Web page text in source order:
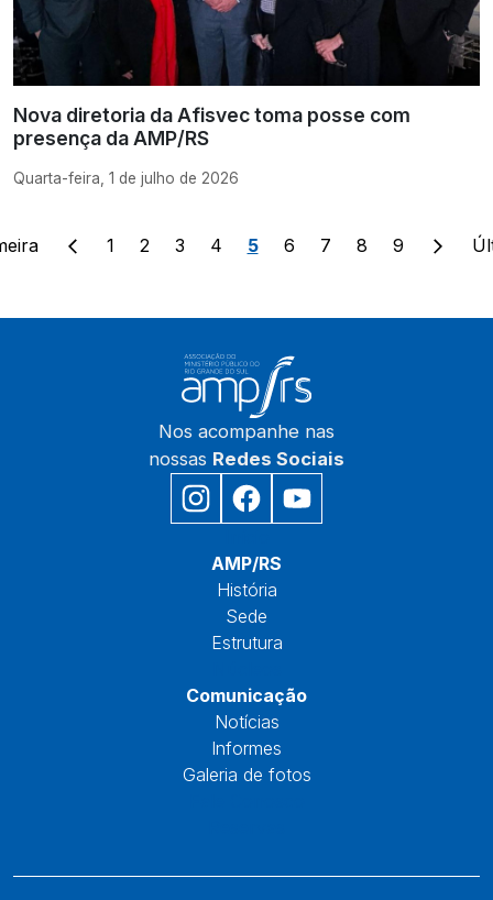
Nova diretoria da Afisvec toma posse com
presença da AMP/RS
Quarta-feira, 1 de julho de 2026
1 2 3 4 5 6 7 8 9
Nos acompanhe nas
nossas Redes Sociais
AMP/RS
História
Sede
Estrutura
Comunicação
Notícias
Informes
Galeria de fotos